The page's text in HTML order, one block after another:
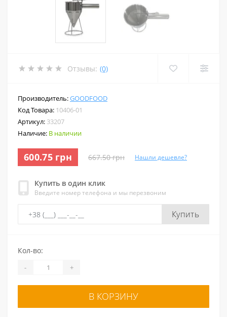
Отзывы: (0)
Производитель:GOODFOOD
Код Товара: 10406-01
Артикул: 33207
Наличие: В наличии
600.75 грн 667.50 грн Нашли дешевле?
Купить в один клик
Введите номер телефона и мы перезвоним
Купить
Кол-во:
- +
В КОРЗИНУ